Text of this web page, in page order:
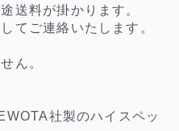
送料が掛かります。
てご連絡いたします。
ん。
社製のハイスペッ